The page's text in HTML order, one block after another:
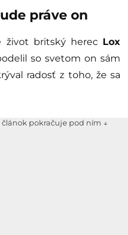
práve on
život britský herec Lox
so svetom on sám
radosť z toho, že sa
článok pokračuje pod ním ↓